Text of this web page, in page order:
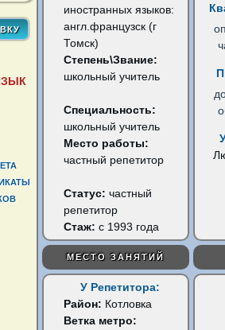
иностранных языков:
англ.французск (г
Томск)
Степень\Звание:
школьный учитель
Специальность:
школьный учитель
Место работы:
частный репетитор
Статус:частный
репетитор
Стаж: с 1993 года
МЕСТО ЗАНЯТИЙ
У Репетитора:
Район: Котловка
Ветка метро: